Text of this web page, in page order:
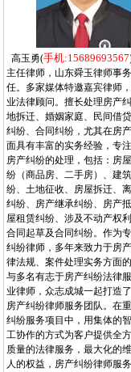
高玉勇(手机:15689693567
主任律师，山东舜玉律师事
任。多家媒体特邀嘉宾律师
业法律顾问。擅长处理房产
地拆迁、婚姻家庭、民间借
纠纷、合同纠纷，尤其在房
面具有丰富的实务经验，专
房产纠纷的处理，包括：房
纷（商品房、二手房）、建
纷、土地征收、房屋拆迁、
纠纷、房产继承纠纷、房产
屋租赁纠纷、涉及不动产权
合同起草及合同纠纷。作为
纠纷律师，多年来致力于房
律法规、案件处理实务方面的
与多名有志于房产纠纷法律
业律师，众志成城一起打造
房产纠纷律师服务团队。在
纠纷服务项目中，用集体的
工协作的方式为客户提供全
质量的法律服务，最大化的
人的权益，房产纠纷律师服